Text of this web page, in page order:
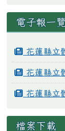
電子報一覽
花蓮縣立
花蓮縣立
花蓮縣立
檔案下載